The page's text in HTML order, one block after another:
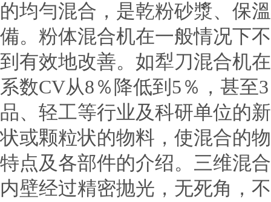
的均勻混合，是乾粉砂漿、保
備。粉体混合机在一般情况下
到有效地改善。如犁刀混合机
系数CV从8％降低到5％，甚至
品、轻工等行业及科研单位的
状或颗粒状的物料，使混合的
特点及各部件的介绍。三维混
内壁经过精密抛光，无死角，